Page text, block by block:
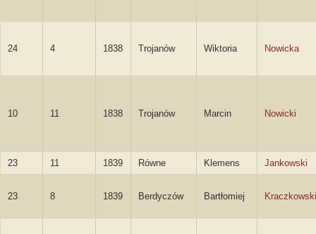
24 4 1838 Trojanów Wiktoria Nowicka
10 11 1838 Trojanów Marcin Nowicki
23 11 1839 Równe Klemens Jankowski
23 8 1839 Berdyczów Bartłomiej Kraczkowski